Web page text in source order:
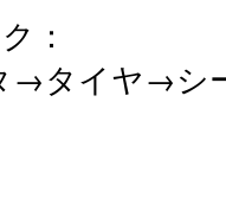
：
→タイヤ→シ